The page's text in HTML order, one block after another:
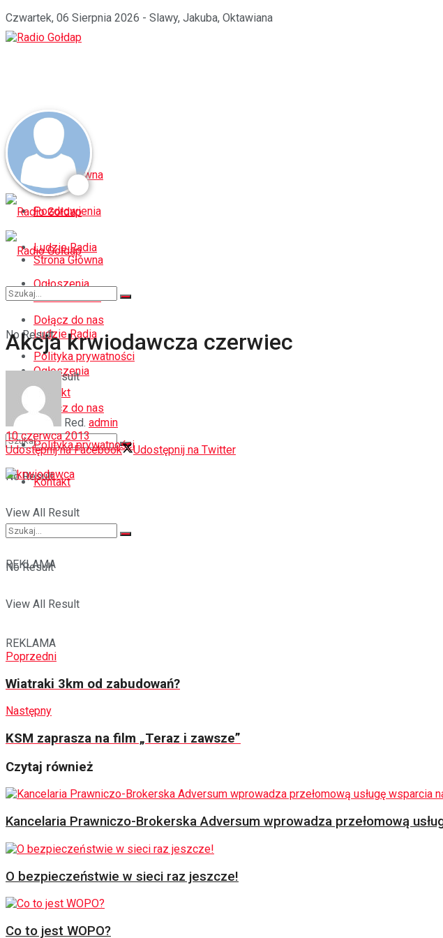
Czwartek, 06 Sierpnia 2026 - Slawy, Jakuba, Oktawiana
Strona Główna
Pozdrowienia
Ludzie Radia
Ogłoszenia
Dołącz do nas
Polityka prywatności
Kontakt
No Result
View All Result
Strona Główna
Pozdrowienia
Ludzie Radia
Ogłoszenia
Dołącz do nas
Polityka prywatności
Kontakt
No Result
View All Result
No Result
View All Result
Akcja krwiodawcza czerwiec
Red. admin
10 czerwca 2013
Udostępnij na Facebook
Udostępnij na Twitter
REKLAMA
REKLAMA
Poprzedni
Wiatraki 3km od zabudowań?
Następny
KSM zaprasza na film „Teraz i zawsze”
Czytaj również
Kancelaria Prawniczo-Brokerska Adversum wprowadza przełomową
O bezpieczeństwie w sieci raz jeszcze!
Co to jest WOPO?